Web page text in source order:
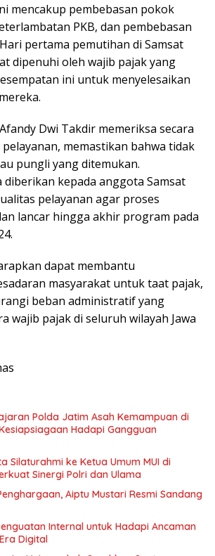
mencakup pembebasan pokok
PKB, dan pembebasan
Hari pertama pemutihan di Samsat
dipenuhi oleh wajib pajak yang
ini untuk menyelesaikan
Dwi Takdir memeriksa secara
memastikan bahwa tidak
pungli yang ditemukan.
diberikan kepada anggota Samsat
pelayanan agar proses
lancar hingga akhir program pada
dapat membantu
masyarakat untuk taat pajak,
beban administratif yang
wajib pajak di seluruh wilayah Jawa
Polda Jatim Asah Kemampuan di
Hadapi Gangguan
Silaturahmi ke Ketua Umum MUI di
Sinergi Polri dan Ulama
Aiptu Mustari Resmi Sandang
Internal untuk Hadapi Ancaman
Digital